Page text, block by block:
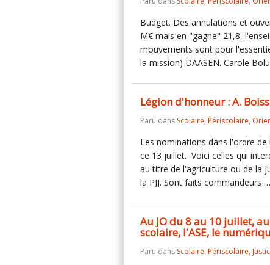
Budget. Des annulations et
M€ mais en "gagne" 21,8,
mouvements sont pour
la mission) DAASEN. Carole
Légion d'honneur : A.
Paru dans Scolaire, Périscolaire,
Les nominations dans l'ordre
ce 13 juillet. Voici celles qui
au titre de l'agriculture ou de la
la PJJ. Sont faits commandeurs …
Au JO du 8 au 10 juillet,
scolaire, l'ASE, le
Paru dans Scolaire, Périscolaire,